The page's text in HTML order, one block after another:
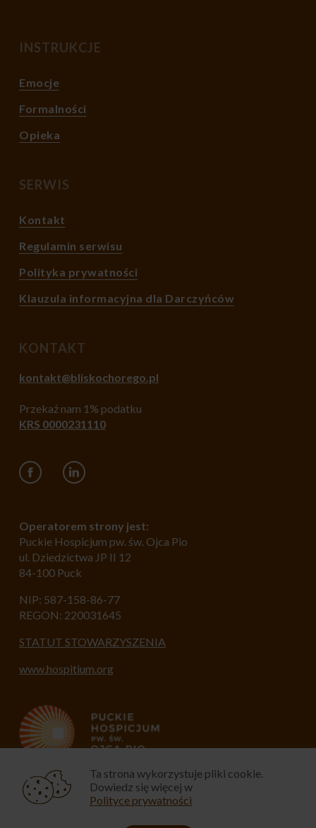
INSTRUKCJE
Emocje
Formalności
Opieka
SERWIS
Kontakt
Regulamin serwisu
Polityka prywatności
Klauzula informacyjna dla Darczyńców
KONTAKT
kontakt@bliskochorego.pl
Przekaż nam 1% podatku
KRS 0000231110
Operatorem strony jest:
Puckie Hospicjum pw. św. Ojca Pio
ul. Dziedzictwa JP II 12
84-100 Puck
NIP: 587-158-86-77
REGON: 220031645
STATUT STOWARZYSZENIA
www.hospitium.org
Ta strona wykorzystuje pliki cookie.
Dowiedz się więcej w
Polityce prywatności